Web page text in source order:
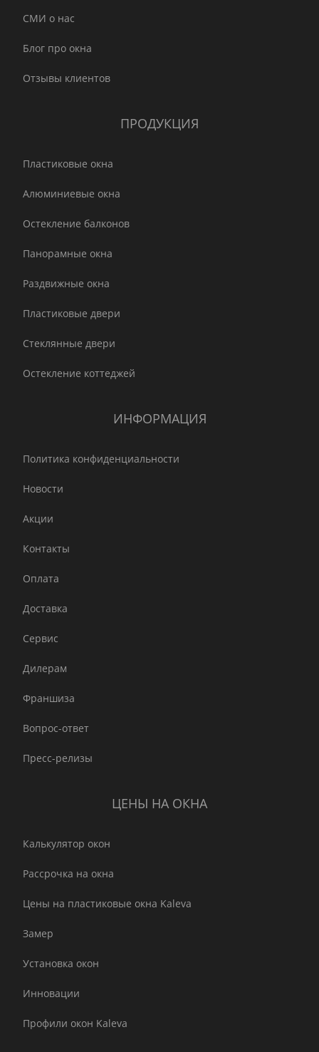
СМИ о нас
Блог про окна
Отзывы клиентов
ПРОДУКЦИЯ
Пластиковые окна
Алюминиевые окна
Остекление балконов
Панорамные окна
Раздвижные окна
Пластиковые двери
Стеклянные двери
Остекление коттеджей
ИНФОРМАЦИЯ
Политика конфиденциальности
Новости
Акции
Контакты
Оплата
Доставка
Сервис
Дилерам
Франшиза
Вопрос-ответ
Пресс-релизы
ЦЕНЫ НА ОКНА
Калькулятор окон
Рассрочка на окна
Цены на пластиковые окна Kaleva
Замер
Установка окон
Инновации
Профили окон Kaleva